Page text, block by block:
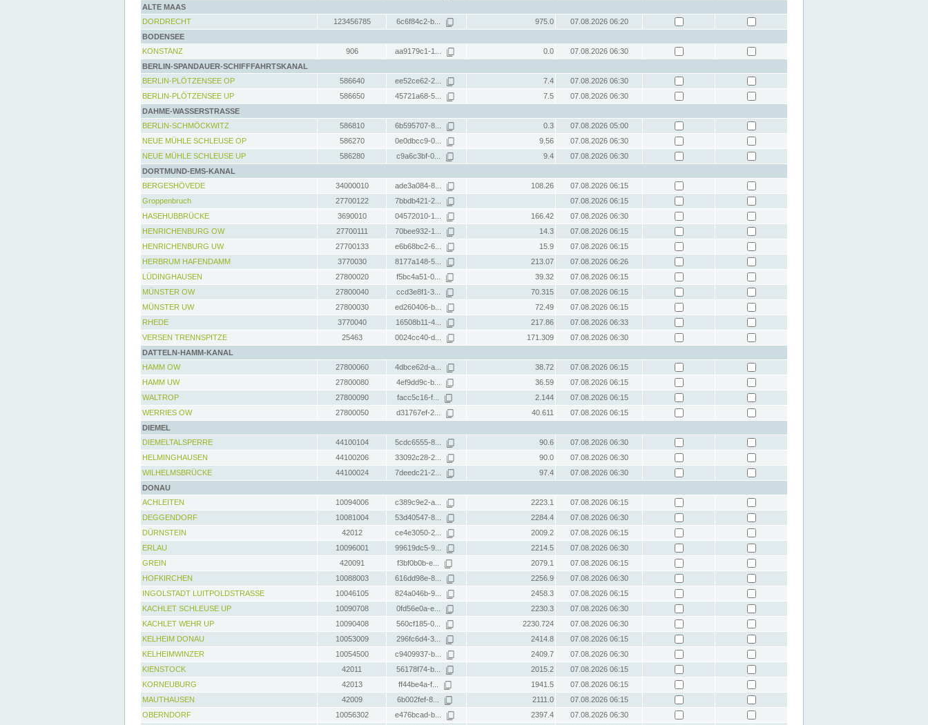
ALTE MAAS
DORDRECHT
123456785 6c6f84c2-b... 975.0
07.08.2026 06:20
BODENSEE
KONSTANZ
906 aa9179c1-1... 0.0
07.08.2026 06:30
BERLIN-SPANDAUER-SCHIFFFAHRTSKANAL
BERLIN-PLÖTZENSEE OP
586640 ee52ce62-2... 7.4
07.08.2026 06:30
BERLIN-PLÖTZENSEE UP
586650 45721a68-5... 7.5
07.08.2026 06:30
DAHME-WASSERSTRASSE
BERLIN-SCHMÖCKWITZ
586810 6b595707-8... 0.3
07.08.2026 05:00
NEUE MÜHLE SCHLEUSE OP
586270 0e0dbcc9-0... 9.56
07.08.2026 06:30
NEUE MÜHLE SCHLEUSE UP
586280 c9a6c3bf-0... 9.4
07.08.2026 06:30
DORTMUND-EMS-KANAL
BERGESHÖVEDE
34000010 ade3a084-8... 108.26
07.08.2026 06:15
Groppenbruch
27700122 7bbdb421-2...
07.08.2026 06:15
HASEHUBBRÜCKE
3690010 04572010-1... 166.42
07.08.2026 06:30
HENRICHENBURG OW
27700111 70bee932-1... 14.3
07.08.2026 06:15
HENRICHENBURG UW
27700133 e6b68bc2-6... 15.9
07.08.2026 06:15
HERBRUM HAFENDAMM
3770030 8177a148-5... 213.07
07.08.2026 06:26
LÜDINGHAUSEN
27800020 f5bc4a51-0... 39.32
07.08.2026 06:15
MÜNSTER OW
27800040 ccd3e8f1-3... 70.315
07.08.2026 06:15
MÜNSTER UW
27800030 ed260406-b... 72.49
07.08.2026 06:15
RHEDE
3770040 16508b11-4... 217.86
07.08.2026 06:33
VERSEN TRENNSPITZE
25463 0024cc40-d... 171.309
07.08.2026 06:30
DATTELN-HAMM-KANAL
HAMM OW
27800060 4dbce62d-a... 38.72
07.08.2026 06:15
HAMM UW
27800080 4ef9dd9c-b... 36.59
07.08.2026 06:15
WALTROP
27800090 facc5c16-f... 2.144
07.08.2026 06:15
WERRIES OW
27800050 d31767ef-2... 40.611
07.08.2026 06:15
DIEMEL
DIEMELTALSPERRE
44100104 5cdc6555-8... 90.6
07.08.2026 06:30
HELMINGHAUSEN
44100206 33092c28-2... 90.0
07.08.2026 06:30
WILHELMSBRÜCKE
44100024 7deedc21-2... 97.4
07.08.2026 06:30
DONAU
ACHLEITEN
10094006 c389c9e2-a... 2223.1
07.08.2026 06:15
DEGGENDORF
10081004 53d40547-8... 2284.4
07.08.2026 06:30
DÜRNSTEIN
42012 ce4e3050-2... 2009.2
07.08.2026 06:15
ERLAU
10096001 99619dc5-9... 2214.5
07.08.2026 06:30
GREIN
420091 f3bf0b0b-e... 2079.1
07.08.2026 06:15
HOFKIRCHEN
10088003 616dd98e-8... 2256.9
07.08.2026 06:30
INGOLSTADT LUITPOLDSTRASSE
10046105 824a046b-9... 2458.3
07.08.2026 06:15
KACHLET SCHLEUSE UP
10090708 0fd56e0a-e... 2230.3
07.08.2026 06:30
KACHLET WEHR UP
10090408 560cf185-0... 2230.724
07.08.2026 06:30
KELHEIM DONAU
10053009 296fc6d4-3... 2414.8
07.08.2026 06:15
KELHEIMWINZER
10054500 c9409937-b... 2409.7
07.08.2026 06:30
KIENSTOCK
42011 56178f74-b... 2015.2
07.08.2026 06:15
KORNEUBURG
42013 ff44be4a-f... 1941.5
07.08.2026 06:15
MAUTHAUSEN
42009 6b002fef-8... 2111.0
07.08.2026 06:15
OBERNDORF
10056302 e476bcad-b... 2397.4
07.08.2026 06:30